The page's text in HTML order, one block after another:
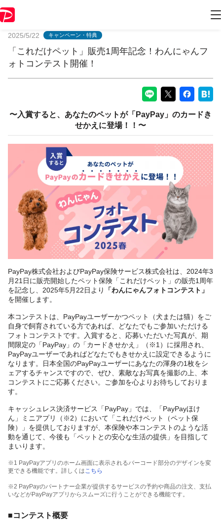
2025/5/22 キャンペーン・特典
「これだけペット」販売1周年記念！わんにゃんフ
ォトコンテスト開催！
〜入賞すると、あなたのペットが「PayPay」のカードき
せかえに登場！！〜
PayPay株式会社およびPayPay保険サービス株式会社は、2024年3
月21日に販売開始したペット保険「これだけペット」の販売1周年
を記念し、2025年5月22日より
「わんにゃんフォトコンテスト」
を開催します。
本コンテストは、PayPayユーザーかつペット（犬または猫）をご
自身で飼育されている方であれば、どなたでもご参加いただける
フォトコンテストです。入賞すると、応募いただいた写真が、期
間限定の「PayPay」の「カードきせかえ」（※1）に採用され、
PayPayユーザーであればどなたでもきせかえに設定できるように
なります。日本全国のPayPayユーザーにあなたの渾身の1枚をシ
ェアするチャンスですので、ぜひ、素敵なお写真を撮影の上、本
コンテストにご応募ください。ご参加を心よりお待ちしておりま
す。
キャッシュレス決済サービス「PayPay」では、「PayPayほけ
ん」ミニアプリ（※2）において「これだけペット（ペット保
険）」を提供しておりますが、本保険や本コンテストのような活
動を通じて、今後も「ペットとの安心な生活の提供」を目指して
まいります。
※1 PayPayアプリのホーム画面に表示されるバーコード部分のデザインを変
更できる機能です。詳しくは こちら
※2 PayPayのパートナー企業が提供するサービスの予約や商品の注文、支払
いなどがPayPayアプリからスムーズに行うことができる機能です。
■コンテスト概要